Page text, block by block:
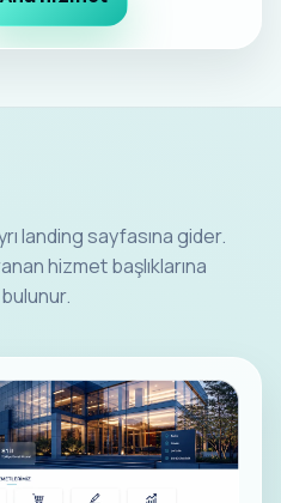
landing sayfasına gider.
hizmet başlıklarına